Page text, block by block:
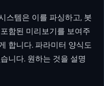
스템은 이를 파싱하고, 봇
함된 미리보기를 보여주
합니다. 파라미터 양식도
니다. 원하는 것을 설명